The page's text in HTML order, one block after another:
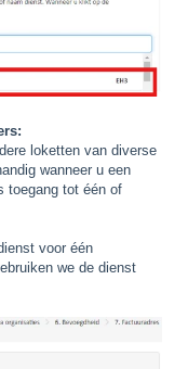
loketten van diverse
wanneer u een
toegang tot één of
voor één
we de dienst